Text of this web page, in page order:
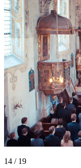
14 / 19